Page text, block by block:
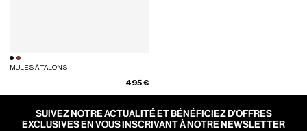
MULES À TALONS
495 €
SUIVEZ NOTRE ACTUALITÉ ET BÉNÉFICIEZ D’OFFRES
EXCLUSIVES EN VOUS INSCRIVANT À NOTRE NEWSLETTER